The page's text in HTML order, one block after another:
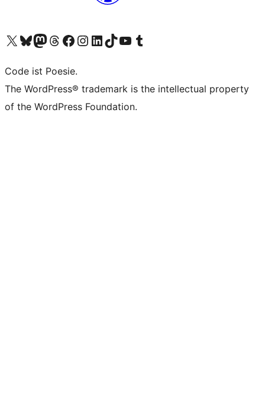
Unser X-Konto (früher Twitter) besuchen
Unser Bluesky-Konto besuchen
Unser Mastodon-Konto besuchen
Unser Threads-Konto besuchen
Unsere Facebook-Seite besuchen
Unser Instagram-Konto besuchen
Unser LinkedIn-Konto besuchen
Unser TikTok-Konto besuchen
Unseren YouTube-Kanal besuchen
Unser Tumblr-Konto besuchen
Code ist Poesie.
The WordPress® trademark is the intellectual property
of the WordPress Foundation.